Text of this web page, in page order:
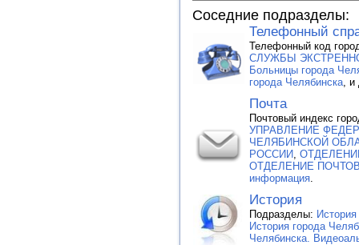
Соседние подразделы:
Телефонный
Телефонный код
СЛУЖБЫ
Больницы города
города Челябинска ,
Почта
Почтовый индекс
УПРАВЛЕНИЕ
ЧЕЛЯБИНСКОЙ
РОССИИ
ОТДЕЛЕНИЕ
информация
История
Подразделы:
История города
Челябинска.